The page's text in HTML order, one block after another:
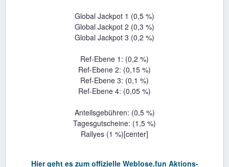
Global Jackpot 1 (0,5 %)
Global Jackpot 2 (0,3 %)
Global Jackpot 3 (0,2 %)
Ref-Ebene 1: (0,2 %)
Ref-Ebene 2: (0,15 %)
Ref-Ebene 3: (0,1 %)
Ref-Ebene 4: (0,05 %)
Anteilsgebühren: (0,5 %)
Tagesgutscheine: (1,5 %)
Rallyes (1 %)[center]
Hier geht es zum offizielle Weblose.fun Aktions-